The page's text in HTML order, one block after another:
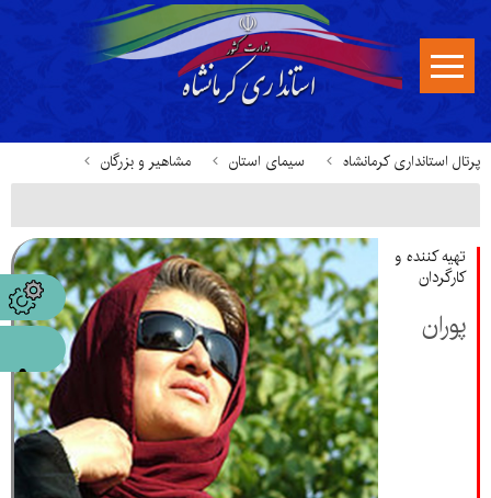
پرتال استانداری کرمانشاه سیمای استان مشاهیر و بزرگان
تهیه کننده و
کارگردان
پوران